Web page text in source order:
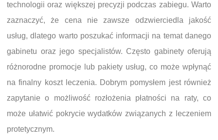
technologii oraz większej precyzji podczas zabiegu. Warto
zaznaczyć, że cena nie zawsze odzwierciedla jakość
usług, dlatego warto poszukać informacji na temat danego
gabinetu oraz jego specjalistów. Często gabinety oferują
różnorodne promocje lub pakiety usług, co może wpłynąć
na finalny koszt leczenia. Dobrym pomysłem jest również
zapytanie o możliwość rozłożenia płatności na raty, co
może ułatwić pokrycie wydatków związanych z leczeniem
protetycznym.